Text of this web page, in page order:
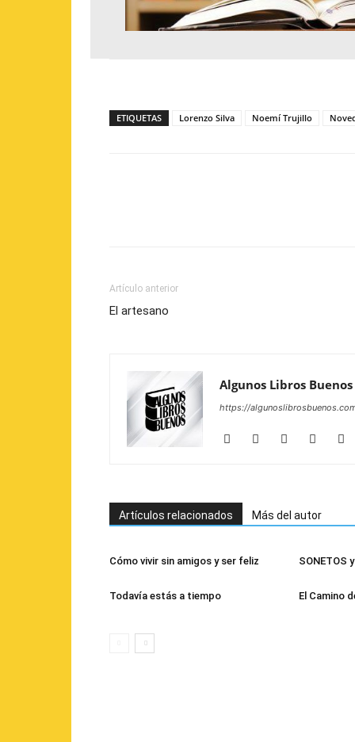
ETIQUETAS Lorenzo Silva Noemí Trujillo
Artículo anterior
El artesano
Algunos Libros Buenos
https://
Artículos relacionados Más del autor
Cómo vivir sin amigos y ser feliz SONETOS
Todavía estás a tiempo El Camino